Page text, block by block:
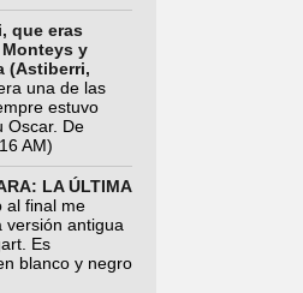
que eras
y
(Astiberri,
una de las
estuvo
Oscar. De
AM)
LA ÚLTIMA
al final me
versión antigua
Es
blanco y negro